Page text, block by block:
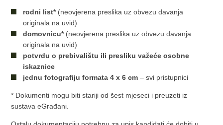
rodni list*(neovjerena preslika uz obvezu davanja
originala na uvid)
domovnicu*(neovjerena preslika uz obvezu davanja
originala na uvid)
potvrdu o prebivalištu ili presliku važeće osobne
iskaznice
jednu fotografiju formata 4 x 6 cm – svi pristupnici
* Dokumenti mogu biti stariji od šest mjeseci i preuzeti iz
sustava eGrađani.